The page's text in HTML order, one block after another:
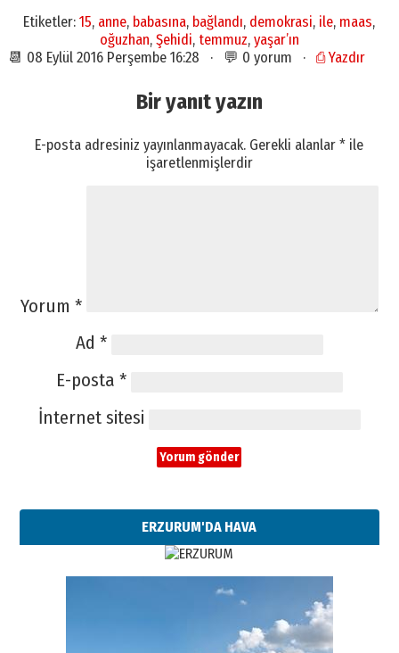
Etiketler:15, anne, babasına, bağlandı, demokrasi, ile, maas,
oğuzhan, Şehidi, temmuz, yaşar’ın
📆 08 Eylül 2016 Perşembe 16:28 · 💬 0 yorum · ⎙ Yazdır
Bir yanıt yazın
E-posta adresiniz yayınlanmayacak. Gerekli alanlar* ile
işaretlenmişlerdir
Yorum *
Ad *
E-posta *
İnternet sitesi
ERZURUM'DA HAVA